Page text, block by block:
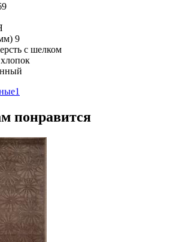
9
с шелком
хлопок
1
понравится